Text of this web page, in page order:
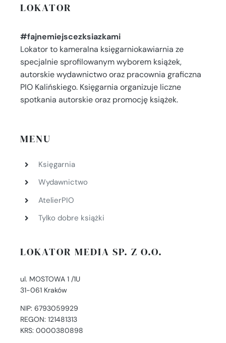
LOKATOR
#fajnemiejscezksiazkami
Lokator to kameralna księgarniokawiarnia ze
specjalnie sprofilowanym wyborem książek,
autorskie wydawnictwo oraz pracownia graficzna
PIO Kalińskiego. Księgarnia organizuje liczne
spotkania autorskie oraz promocję książek.
MENU
Księgarnia
Wydawnictwo
AtelierPIO
Tylko dobre książki
LOKATOR MEDIA SP. Z O.O.
ul. MOSTOWA 1 /1U
31-061 Kraków
NIP: 6793059929
REGON: 121481313
KRS: 0000380898